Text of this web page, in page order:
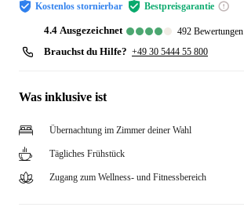
Kostenlos stornierbar Bestpreisgarantie
4.4 ausgezeichnet 492 Bewertungen
Brauchst du Hilfe? +49 30 5444 55 800
Was inklusive ist
Übernachtung im Zimmer deiner Wahl
Tägliches Frühstück
Zugang zum Wellness- und Fitnessbereich